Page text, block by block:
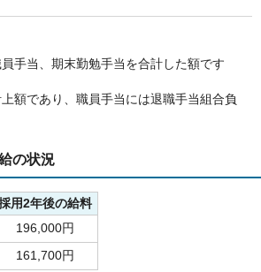
手当、期末勤勉手当を合計した額です
額であり、職員手当には退職手当組合負
の状況
用2年後の給料
196,000円
161,700円